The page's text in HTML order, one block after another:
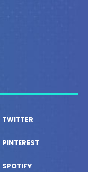
TWITTER
PINTEREST
SPOTIFY